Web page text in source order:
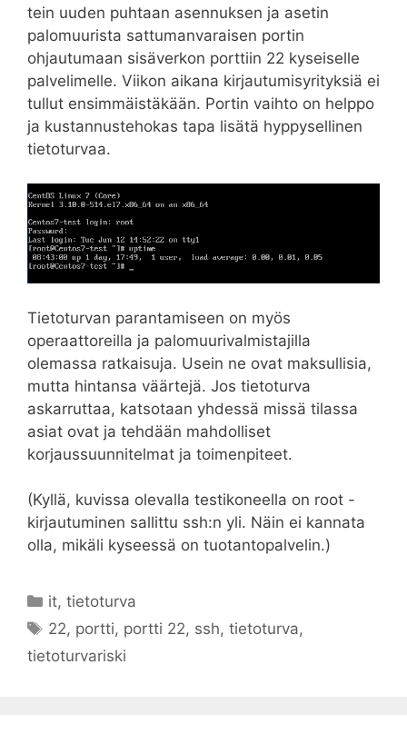
tein uuden puhtaan asennuksen ja asetin
palomuurista sattumanvaraisen portin
ohjautumaan sisäverkon porttiin 22 kyseiselle
palvelimelle. Viikon aikana kirjautumisyrityksiä ei
tullut ensimmäistäkään. Portin vaihto on helppo
ja kustannustehokas tapa lisätä hyppysellinen
tietoturvaa.
Tietoturvan parantamiseen on myös
operaattoreilla ja palomuurivalmistajilla
olemassa ratkaisuja. Usein ne ovat maksullisia,
mutta hintansa väärtejä. Jos tietoturva
askarruttaa, katsotaan yhdessä missä tilassa
asiat ovat ja tehdään mahdolliset
korjaussuunnitelmat ja toimenpiteet.
(Kyllä, kuvissa olevalla testikoneella on root -
kirjautuminen sallittu ssh:n yli. Näin ei kannata
olla, mikäli kyseessä on tuotantopalvelin.)
Kategoriat
it,tietoturva
Avainsanat
22, portti, portti 22, ssh,tietoturva,
tietoturvariski